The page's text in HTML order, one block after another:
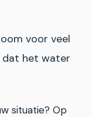
voor veel
dat het water
situatie? Op